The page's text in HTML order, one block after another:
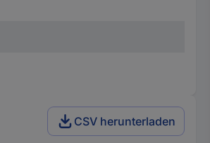
CSV herunterladen